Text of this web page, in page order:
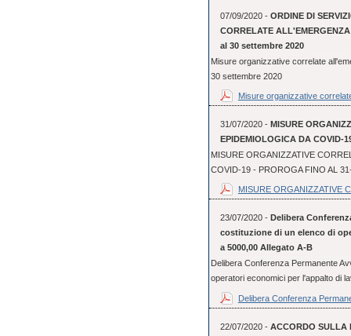
07/09/2020 - ORDINE DI
CORRELATE
al 30 settembre 2020
Misure organizzative correlate
30 settembre 2020
Misure organizzative
31/07/2020 - MISURE
EPIDEMIOLOGICA DA COVID-
MISURE ORGANIZZATIVE
COVID-19 - PROROGA FINO AL
MISURE ORGANIZZATIVE
23/07/2020 - Delibera
costituzione di un elenco di
a 5000,00 Allegato A-B
Delibera Conferenza Permanente
operatori economici per l'appalto di
Delibera Conferenza
22/07/2020 - ACCORDO SULLA